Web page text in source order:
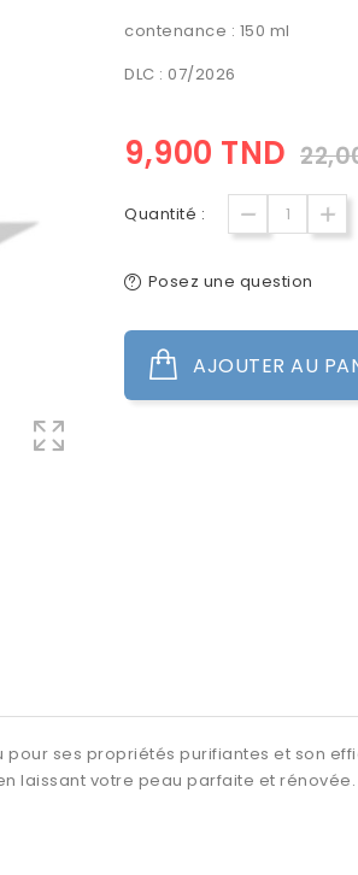
contenance : 150 ml
DLC : 07/2026
9,900 TND
Quantité :
Posez une question
AJOUTER AU
ses propriétés purifiantes et son
laissant votre peau parfaite et rénovée.